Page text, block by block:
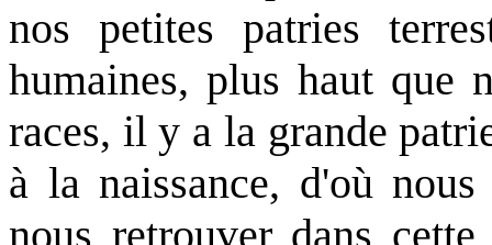
nos petites patries
humaines, plus haut que
races, il y a la grande
à la naissance, d'où
nous retrouver dans